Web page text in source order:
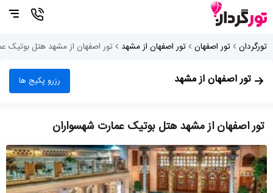
تورگردان تور اصفهان تور اصفهان از مشهد تور اصفهان از مشهد هتل بوتیک
تور اصفهان از مشهد رزرو پکیج ها
تور اصفهان از مشهد هتل بوتیک عمارت شهسواران